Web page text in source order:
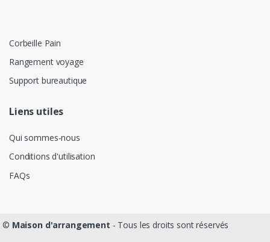
Corbeille Pain
Rangement voyage
Support bureautique
Liens utiles
Qui sommes-nous
Conditions d'utilisation
FAQs
© Maison d'arrangement - Tous les droits sont réservés